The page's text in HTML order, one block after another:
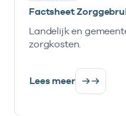
Factsheet
Landelijk en
zorgkosten.
Lees meer